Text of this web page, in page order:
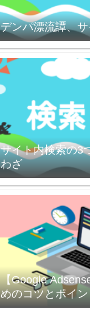
デンパ漂流譚、
サイト内検索の3
わざ
【Google
めのコツとポイ